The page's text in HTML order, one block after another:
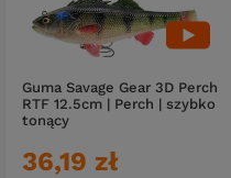
Guma Savage Gear 3D Perch
RTF 12.5cm | Perch | szybko
tonący
36,19 zł